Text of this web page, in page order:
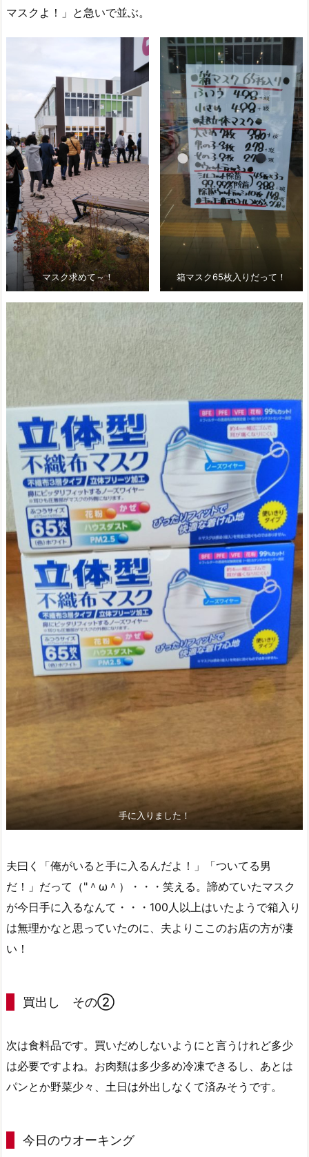
マスクよ！」と急いで並ぶ。
マスク求めて～！ 箱マスク65枚入りだって！
手に入りました！
夫曰く「俺がいると手に入るんだよ！」「ついてる男
だ！」だって（"＾ω＾）・・・笑える。諦めていたマスク
が今日手に入るなんて・・・100人以上はいたようで箱入り
は無理かなと思っていたのに、夫よりここのお店の方が凄
い！
買出し その②
次は食料品です。買いだめしないようにと言うけれど多少
は必要ですよね。お肉類は多少多め冷凍できるし、あとは
パンとか野菜少々、土日は外出しなくて済みそうです。
今日のウオーキング